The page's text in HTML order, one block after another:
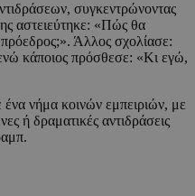
συγκεντρώνοντας
αστειεύτηκε: «Πώς θα
πρόεδρος;». Άλλος σχολίασε:
κάποιος πρόσθεσε: «Κι εγώ,
νήμα κοινών εμπειριών, με
ή δραματικές αντιδράσεις